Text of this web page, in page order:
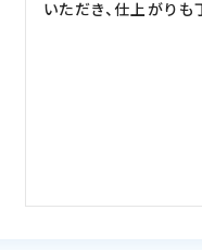
いただき、仕上がりも